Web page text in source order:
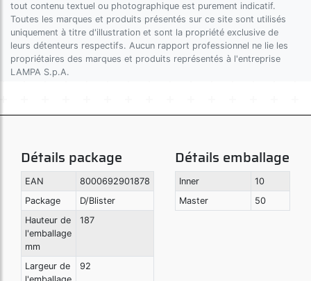
tout contenu textuel ou photographique est purement indicatif.
Toutes les marques et produits présentés sur ce site sont utilisés
uniquement à titre d'illustration et sont la propriété exclusive de
leurs détenteurs respectifs. Aucun rapport professionnel ne lie les
propriétaires des marques et produits représentés à l'entreprise
LAMPA S.p.A.
Détails package
EAN
8000692901878
Package
D/Blister
Hauteur de
l'emballage
mm
187
Largeur de
92
Détails emballage
Inner
10
Master
50